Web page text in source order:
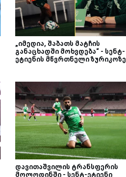
„იმედია, შაბათს მატჩის
განაცხადში მოხვდება“ - სენტ-
ეტიენის მწვრთნელი ზურიკოზე
დავითაშვილის ტრანსფერის
მოლოდინში - სენტ-ეტიენი